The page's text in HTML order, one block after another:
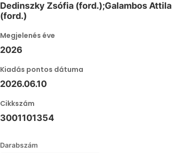
Dedinszky Zsófia (ford.);Galambos Attila
(ford.)
Megjelenés éve
2026
Kiadás pontos dátuma
2026.06.10
Cikkszám
3001101354
Darabszám